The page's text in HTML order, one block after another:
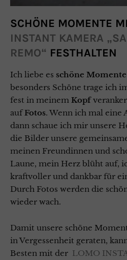
SCHÖNE MOMENTE
INSTANT KAMERA
REMO“ FESTHALTEN
Ich liebe es schöne Momente
besonders Schöne trage ich
fest in meinem Kopf
aufFotos. Wenn ich mal eine
dann schaue ich mir unsere
die Bilder unsere
meinen Freundinnen und
Laune, mein Herz blüht auf,
kraftvoller und dankbar für
Durch Fotos werden die
wieder wach.
Damit unsere schöne
in Vergessenheit geraten,
Besten mit der LOMO